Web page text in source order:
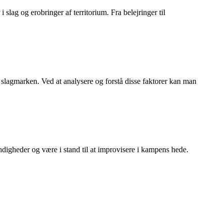
slag og erobringer af territorium. Fra belejringer til
Ved at analysere og forstå disse faktorer kan man
og være i stand til at improvisere i kampens hede.